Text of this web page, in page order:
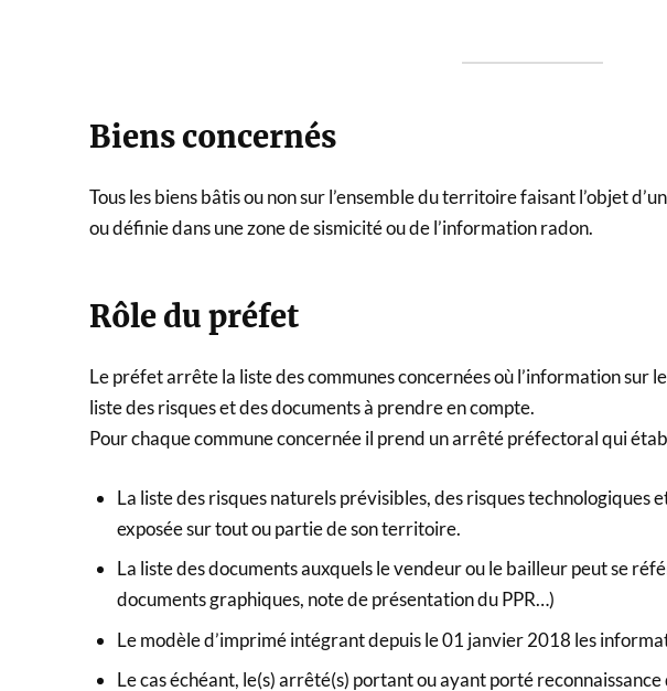
Biens concernés
Tous les biens bâtis ou non sur l’ensemble du territoire faisant l’objet
ou définie dans une zone de sismicité ou de l’information radon.
Rôle du préfet
Le préfet arrête la liste des communes concernées où l’information sur
liste des risques et des documents à prendre en compte.
Pour chaque commune concernée il prend un arrêté préfectoral qui
La liste des risques naturels prévisibles, des risques technologiques
exposée sur tout ou partie de son territoire.
La liste des documents auxquels le vendeur ou le bailleur peut se
documents graphiques, note de présentation du PPR…)
Le modèle d’imprimé intégrant depuis le 01 janvier 2018 les
Le cas échéant, le(s) arrêté(s) portant ou ayant porté